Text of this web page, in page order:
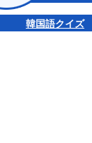
韓国語クイズ